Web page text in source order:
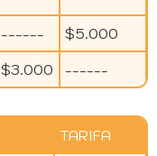
------
$5.000
$3.000 ------
TARIFA